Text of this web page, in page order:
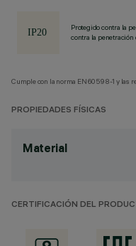
Protegido contra la
contra la penetración
Cumple con la norma EN60598-1 y las
PROPIEDADES FÍSICAS
Material
CERTIFICACIÓN DEL